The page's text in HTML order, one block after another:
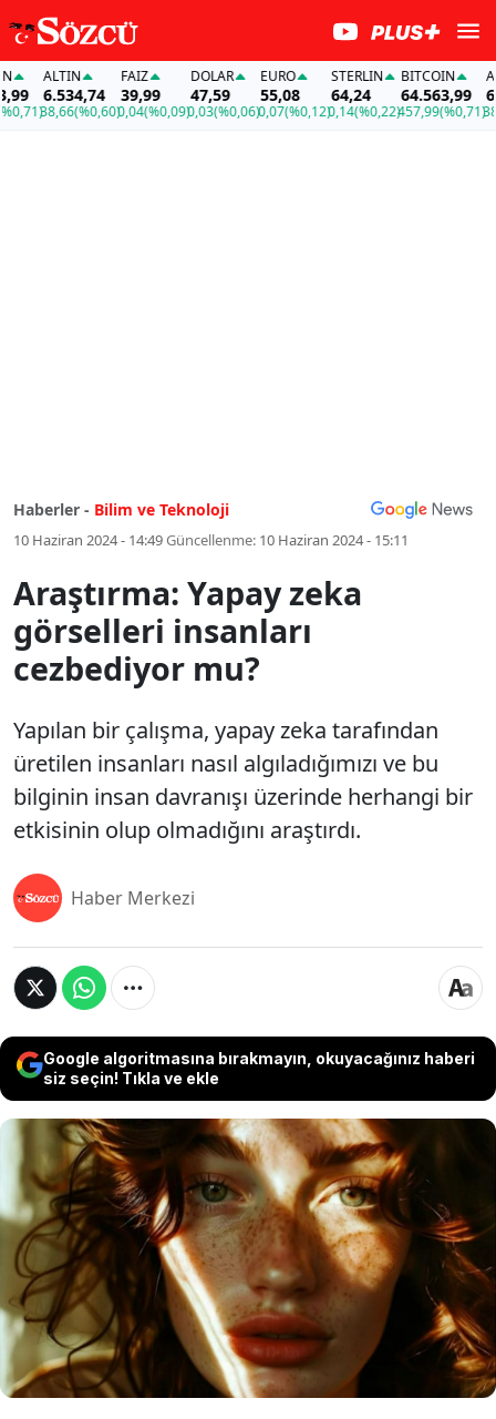
ALTIN
6.534,74
38,66(%0,60)
FAİZ
39,99
0,04(%0,09)
DOLAR
47,59
0,03(%0,06)
EURO
55,08
0,07(%0,12)
STERLIN
64,24
0,14(%0,22)
BITCOIN
64.563,99
457,99(%0,71)
ALTIN
38,66
Haberler - Bilim ve Teknoloji
10 Haziran 2024 - 14:49Güncellenme: 10 Haziran 2024 - 15:11
Araştırma: Yapay zeka
görselleri insanları
cezbediyor mu?
Yapılan bir çalışma, yapay zeka tarafından
üretilen insanları nasıl algıladığımızı ve bu
bilginin insan davranışı üzerinde herhangi bir
etkisinin olup olmadığını araştırdı.
Haber Merkezi
Google algoritmasına bırakmayın, okuyacağınız haberi
siz seçin! Tıkla ve ekle
Yapılan bir çalışma, yapay zeka tarafından
üretilen insanları nasıl algıladığımızı ve bu
bilginin insan davranışı üzerinde herhangi
bir etkisinin olup olmadığını araştırdı.